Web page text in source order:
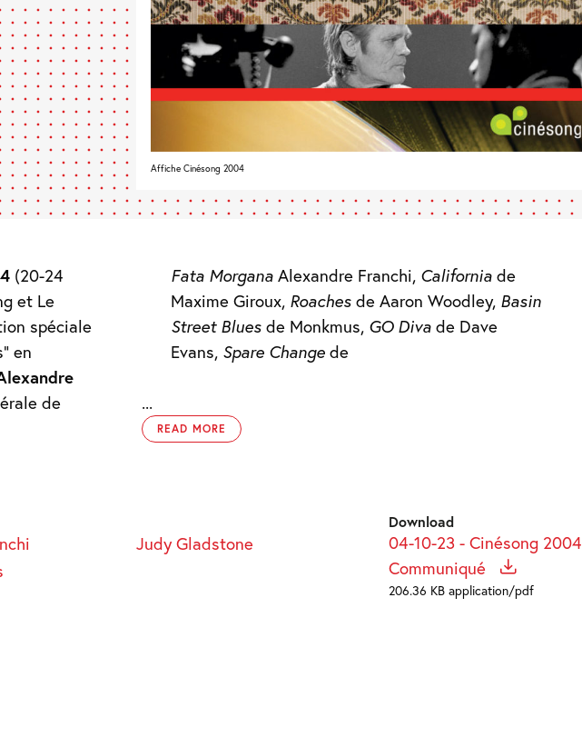
Affiche Cinésong 2004
(20-24
et Le
spéciale
en
de
Fata Morgana Alexandre Franchi, California de
Maxime Giroux, Roaches de Aaron Woodley, Basin
Street Blues de Monkmus, GO Diva de Dave
Evans, Spare Change de
...
READ MORE
Judy Gladstone
Download
04-10-23 - Cinésong 2004
Communiqué
206.36 KB application/pdf